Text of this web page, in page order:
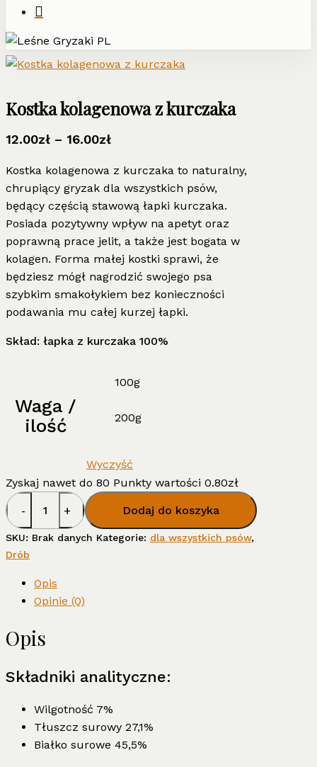
Kostka kolagenowa z kurczaka
12.00zł – 16.00złZakres
od
12.00zł
16.00zł
Kostka kolagenowa z kurczaka to naturalny,
chrupiący gryzak dla wszystkich psów,
będący częścią stawową łapki kurczaka.
Posiada pozytywny wpływ na apetyt oraz
poprawną prace jelit, a także jest bogata w
kolagen. Forma małej kostki sprawi, że
będziesz mógł nagrodzić swojego psa
szybkim smakołykiem bez konieczności
podawania mu całej kurzej łapki.
Skład: łapka z kurczaka 100%
Waga /
ilość
100g
200g
Wyczyść
Zyskaj nawet do 80 Punkty wartości 0.80zł
ilość
Kostka
kolagenowa
z
Dodaj do koszyka
SKU: Brak danych Kategorie: dla wszystkich psów,
Drób
Opis
Opinie (0)
Opis
Składniki analityczne:
Wilgotność 7%
Tłuszcz surowy 27,1%
Białko surowe 45,5%